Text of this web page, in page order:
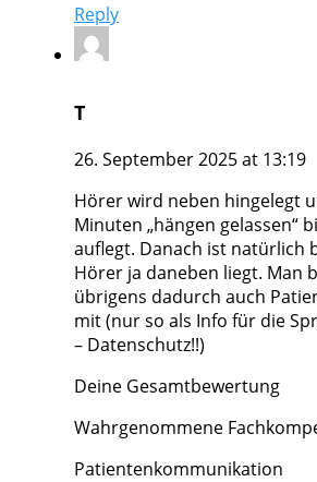
Reply
T
26. September 2025 at 13:19
Hörer wird neben hingelegt
Minuten „hängen gelassen“
auflegt. Danach ist natürlich
Hörer ja daneben liegt. Man
übrigens dadurch auch
mit (nur so als Info für die
– Datenschutz!!)
Deine Gesamtbewertung
Wahrgenommene
Patientenkommunikation